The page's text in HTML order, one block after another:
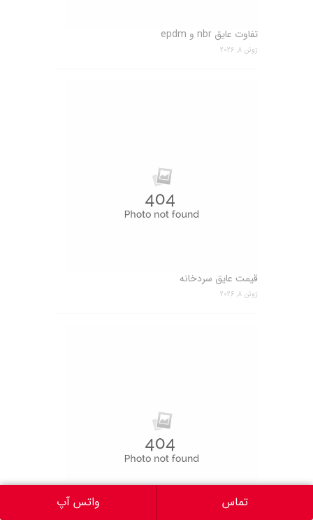
تفاوت عایق nbr و epdm
ژوئن 8, 2026
قیمت عایق سردخانه
ژوئن 8, 2026
تماس واتس آپ